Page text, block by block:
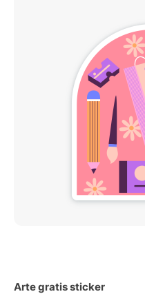
Arte gratis sticker